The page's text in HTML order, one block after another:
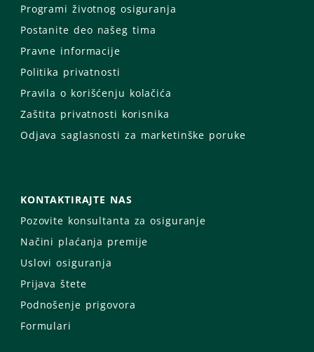
Programi životnog osiguranja
Postanite deo našeg tima
Pravne informacije
Politika privatnosti
Pravila o korišćenju kolačića
Zaštita privatnosti korisnika
Odjava saglasnosti za marketinške poruke
KONTAKTIRAJTE NAS
Pozovite konsultanta za osiguranje
Načini plaćanja premije
Uslovi osiguranja
Prijava štete
Podnošenje prigovora
Formulari